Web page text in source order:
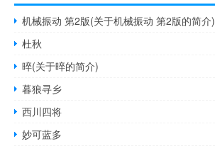
机械振动 第2版(关于机械振动 第2版的简介)
杜秋
晬(关于晬的简介)
暮狼寻乡
西川四将
妙可蓝多